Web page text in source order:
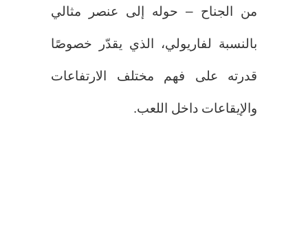
من الجناح – حوله إلى عنصر مثالي
بالنسبة لفاريولي، الذي يقدّر خصوصًا
قدرته على فهم مختلف الارتفاعات
والإيقاعات داخل اللعب.